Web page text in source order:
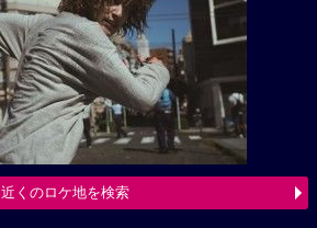
近くのロケ地を検索